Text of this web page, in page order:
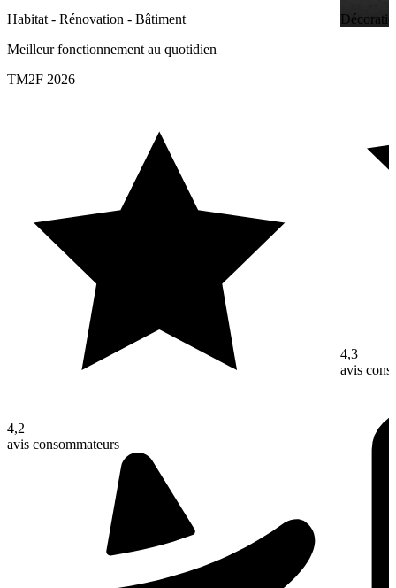
Habitat - Rénovation - Bâtiment
Meilleur fonctionnement au quotidien
TM2F 2026
4,2
avis consommateurs
4,3
avis